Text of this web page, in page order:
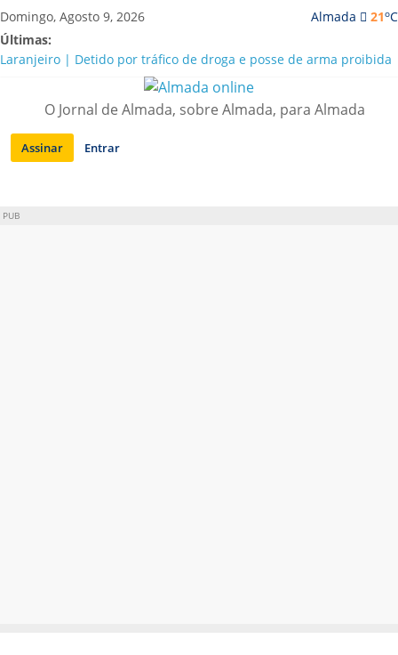
Saltar
para
conteúdo
Almada 21oC
Domingo, Agosto 9, 2026
Últimas:
Laranjeiro | Detido por tráfico de droga e posse de arma proibida
A “crise” da água em Almada: ilações e ensinamentos necessários
Costa da Caparica | Polícia Marítima e ASAE detectam
irregularidades em habitações e restaurantes
APA diz que falta de água em Almada “foi um problema de má
O Jornal de Almada, sobre Almada, para Almada
Assinar Entrar
PUB